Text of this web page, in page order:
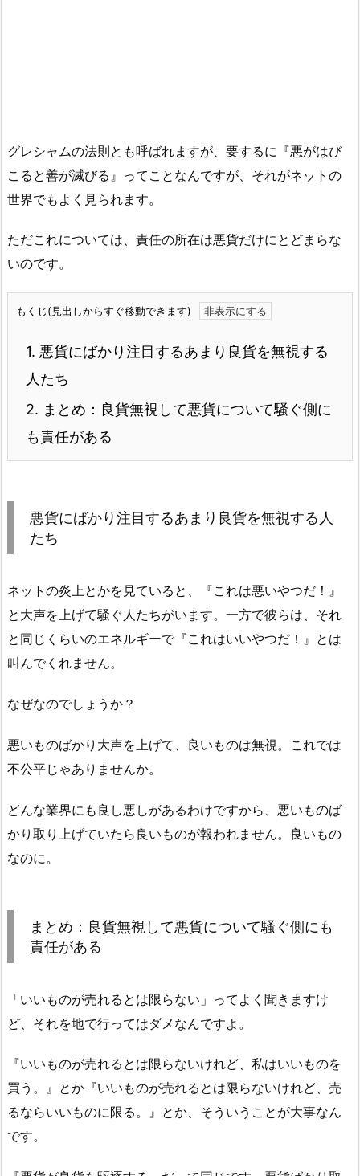
グレシャムの法則とも呼ばれますが、要するに『悪がはび
こると善が滅びる』ってことなんですが、それがネットの
世界でもよく見られます。
ただこれについては、責任の所在は悪貨だけにとどまらな
いのです。
もくじ(見出しからすぐ移動できます)
1. 悪貨にばかり注目するあまり良貨を無視する
人たち
2. まとめ：良貨無視して悪貨について騒ぐ側に
も責任がある
悪貨にばかり注目するあまり良貨を無視する人
たち
ネットの炎上とかを見ていると、『これは悪いやつだ！』
と大声を上げて騒ぐ人たちがいます。一方で彼らは、それ
と同じくらいのエネルギーで『これはいいやつだ！』とは
叫んでくれません。
なぜなのでしょうか？
悪いものばかり大声を上げて、良いものは無視。これでは
不公平じゃありませんか。
どんな業界にも良し悪しがあるわけですから、悪いものば
かり取り上げていたら良いものが報われません。良いもの
なのに。
まとめ：良貨無視して悪貨について騒ぐ側にも
責任がある
「いいものが売れるとは限らない」ってよく聞きますけ
ど、それを地で行ってはダメなんですよ。
『いいものが売れるとは限らないけれど、私はいいものを
買う。』とか『いいものが売れるとは限らないけれど、売
るならいいものに限る。』とか、そういうことが大事なん
です。